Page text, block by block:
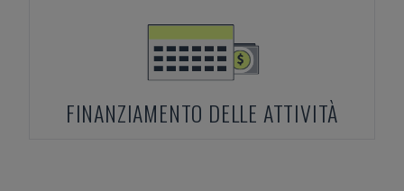
FINANZIAMENTO DELLE ATTIVITÀ